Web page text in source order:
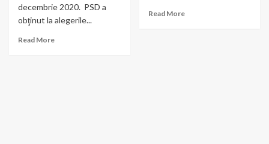
decembrie 2020. PSD a
obţinut la alegerile...
Read More
Read More